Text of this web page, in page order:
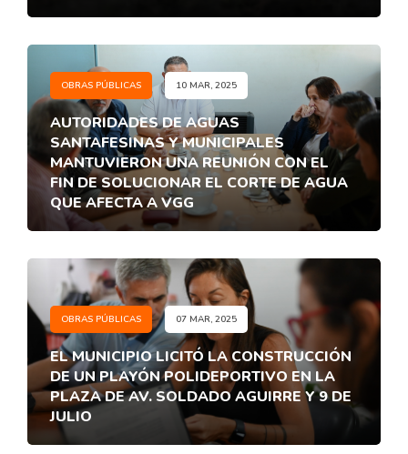
OBRAS PÚBLICAS 10 MAR, 2025
AUTORIDADES DE AGUAS
SANTAFESINAS Y MUNICIPALES
MANTUVIERON UNA REUNIÓN CON EL
FIN DE SOLUCIONAR EL CORTE DE AGUA
QUE AFECTA A VGG
OBRAS PÚBLICAS 07 MAR, 2025
EL MUNICIPIO LICITÓ LA CONSTRUCCIÓN
DE UN PLAYÓN POLIDEPORTIVO EN LA
PLAZA DE AV. SOLDADO AGUIRRE Y 9 DE
JULIO